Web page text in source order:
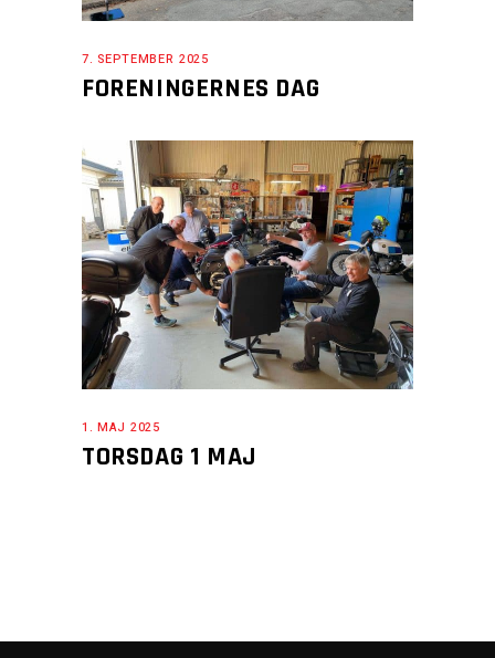
7. SEPTEMBER 2025
FORENINGERNES DAG
1. MAJ 2025
TORSDAG 1 MAJ